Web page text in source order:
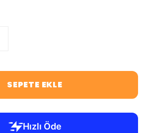
SEPETE EKLE